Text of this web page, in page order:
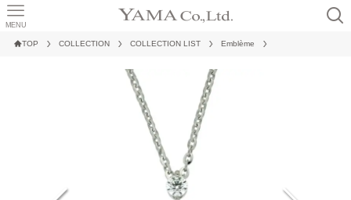
MENU
TOP COLLECTION COLLECTION LIST Emblème